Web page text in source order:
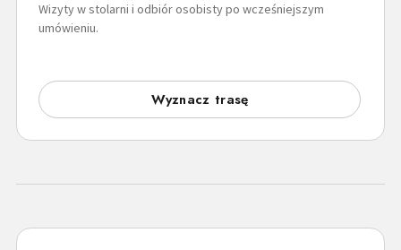
Wizyty w stolarni i odbiór osobisty po wcześniejszym
umówieniu.
Wyznacz trasę